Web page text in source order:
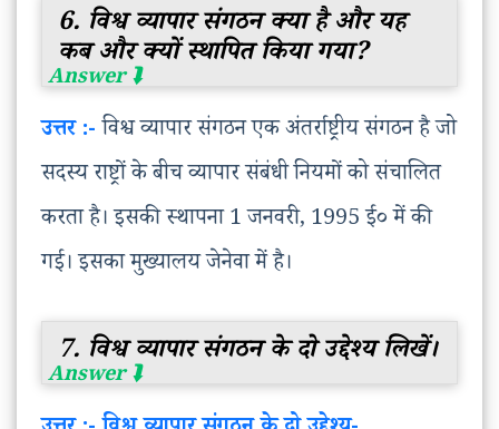
6. विश्व व्यापार संगठन क्या है और यह
कब और क्यों स्थापित किया गया?
उत्तर :-विश्व व्यापार संगठन एक अंतर्राष्ट्रीय संगठन है जो
सदस्य राष्ट्रों के बीच व्यापार संबंधी नियमों को संचालित
करता है। इसकी स्थापना 1 जनवरी, 1995 ई० में की
गई। इसका मुख्यालय जेनेवा में है।
7. विश्व व्यापार संगठन के दो उद्देश्य लिखें।